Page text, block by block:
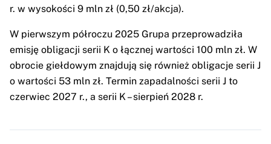
r. w wysokości 9 mln zł (0,50 zł/akcja).
W pierwszym półroczu 2025 Grupa przeprowadziła
emisję obligacji serii K o łącznej wartości 100 mln zł. W
obrocie giełdowym znajdują się również obligacje serii J
o wartości 53 mln zł. Termin zapadalności serii J to
czerwiec 2027 r., a serii K – sierpień 2028 r.